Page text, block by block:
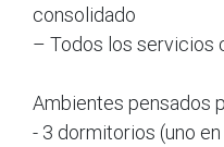
consolidado
– Todos los servicios
Ambientes pensados
- 3 dormitorios (uno